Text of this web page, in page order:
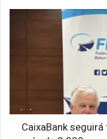
CaixaBank